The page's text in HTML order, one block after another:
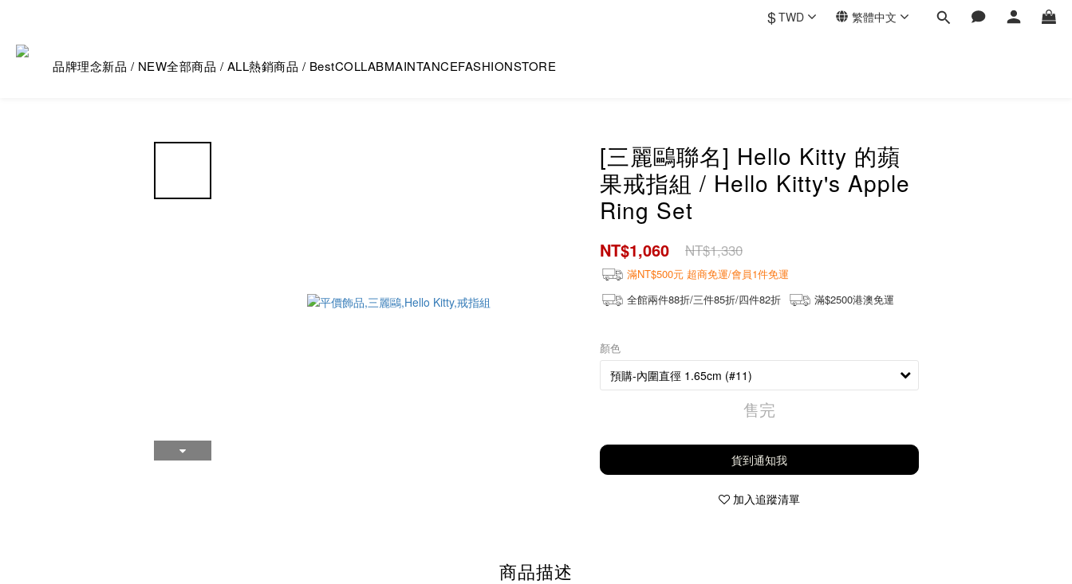
$TWD 繁體中文
品牌理念新品 / NEW全部商品 / ALL熱銷商品 / BestCOLLABMAINTANCEFASHIONSTORE
[三麗鷗聯名] Hello Kitty 的蘋
果戒指組 / Hello Kitty's Apple
Ring Set
NT$1,060 NT$1,330
滿NT$500元 超商免運/會員1件免運
全館兩件88折/三件85折/四件82折
滿$2500港澳免運
顏色
售完
貨到通知我
加入追蹤清單
商品描述